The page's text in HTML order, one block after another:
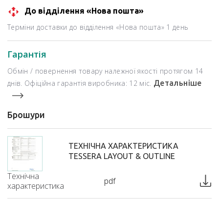
До відділення «Нова пошта»
Терміни доставки до відділення «Нова пошта» 1 день
Гарантія
Обмін / повернення товару належної якості протягом 14
днів. Офіційна гарантія виробника: 12 міс. Детальніше
Брошури
ТЕХНІЧНА ХАРАКТЕРИСТИКА
TESSERA LAYOUT & OUTLINE
Технічна
характеристика
pdf